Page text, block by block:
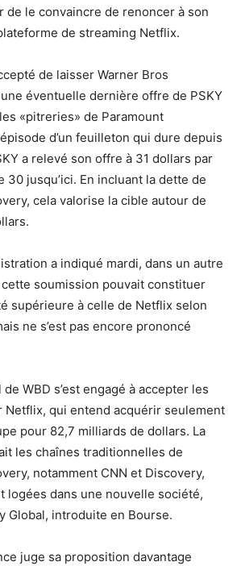
de le convaincre de renoncer à son
de streaming Netflix.
de laisser Warner Bros
éventuelle dernière offre de PSKY
«pitreries» de Paramount
d’un feuilleton qui dure depuis
a relevé son offre à 31 dollars par
30 jusqu’ici. En incluant la dette de
cela valorise la cible autour de
a indiqué mardi, dans un autre
soumission pouvait constituer
supérieure à celle de Netflix selon
ne s’est pas encore prononcé
de WBD s’est engagé à accepter les
Netflix, qui entend acquérir seulement
pour 82,7 milliards de dollars. La
les chaînes traditionnelles de
notamment CNN et Discovery,
logées dans une nouvelle société,
Global, introduite en Bourse.
juge sa proposition davantage